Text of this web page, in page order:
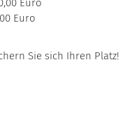
Euro
Euro
Sie sich Ihren Platz!